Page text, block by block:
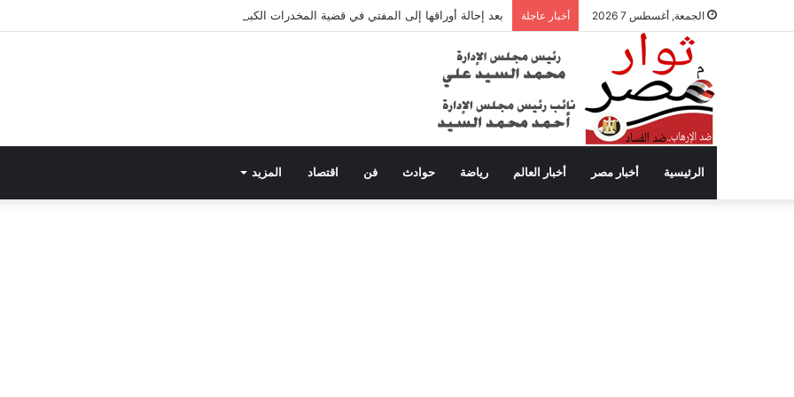
الجمعة, أغسطس 7 2026 أخبار عاجلة بعد إحالة أوراقها إلى المفتي في قضية المخدرات الكبرى.. من هي سارة خليفة؟
الرئيسية أخبار مصر أخبار العالم رياضة حوادث فن اقتصاد المزيد